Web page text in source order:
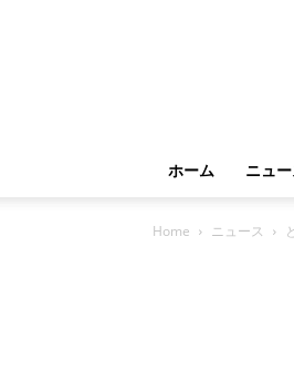
ホーム ニュ
Home ニュース